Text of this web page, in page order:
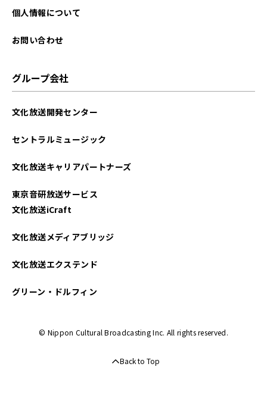
個人情報について
お問い合わせ
グループ会社
文化放送開発センター
セントラルミュージック
文化放送キャリアパートナーズ
東京音研放送サービス
文化放送iCraft
文化放送メディアブリッジ
文化放送エクステンド
グリーン・ドルフィン
© Nippon Cultural Broadcasting Inc. All rights reserved.
Back to Top